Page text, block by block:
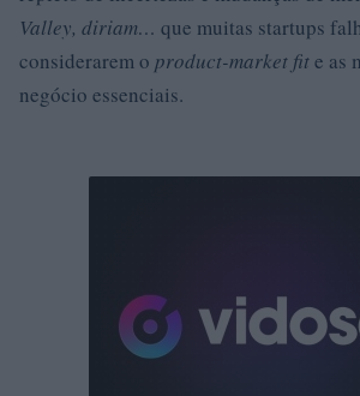
Valley, diriam… que muitas startups
considerarem o product-market fite as
negócio essenciais.